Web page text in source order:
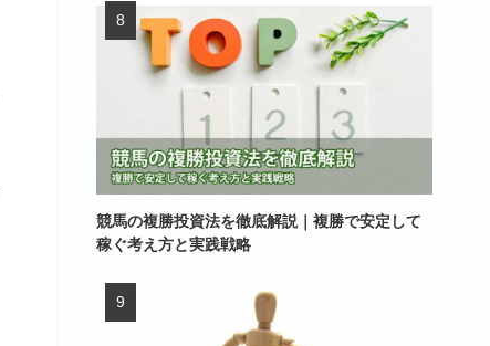
競馬の複勝投資法を徹底解説｜複勝で安定して
稼ぐ考え方と実践戦略